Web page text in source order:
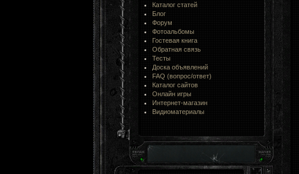
Каталог статей
Блог
Форум
Фотоальбомы
Гостевая книга
Обратная связь
Тесты
Доска объявлений
FAQ (вопрос/ответ)
Каталог сайтов
Онлайн игры
Интернет-магазин
Видиоматериалы